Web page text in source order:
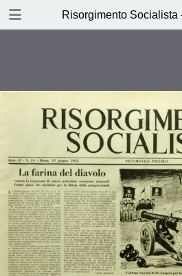
Risorgimento Socialista
TABLE OF CONTENTS
Il galateo della propaganda
elettorale (Paolo Sideri)
Ieri,OggiDomani (V.L.)